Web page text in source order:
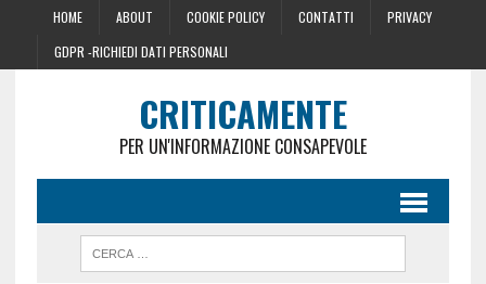
HOME ABOUT COOKIE POLICY CONTATTI
PRIVACY
GDPR -RICHIEDI DATI PERSONALI
CRITICAMENTE
PER UN'INFORMAZIONE CONSAPEVOLE